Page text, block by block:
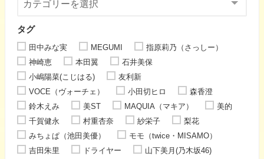
タグ
田中みな実 MEGUMI
指原莉乃（さっしー）
神崎恵
本田翼
石井美保
小嶋陽菜(こじはる)
友利新
VOCE（ヴォーチェ）
小田切ヒロ
森香澄
鈴木えみ
美ST MAQUIA（マキア）
美的
千賀健永
村重杏奈 紗栄子
梨花
みちょぱ（池田美優）
モモ（twice・MISAMO）
吉田朱里
ドライヤー
山下美月(乃木坂46)